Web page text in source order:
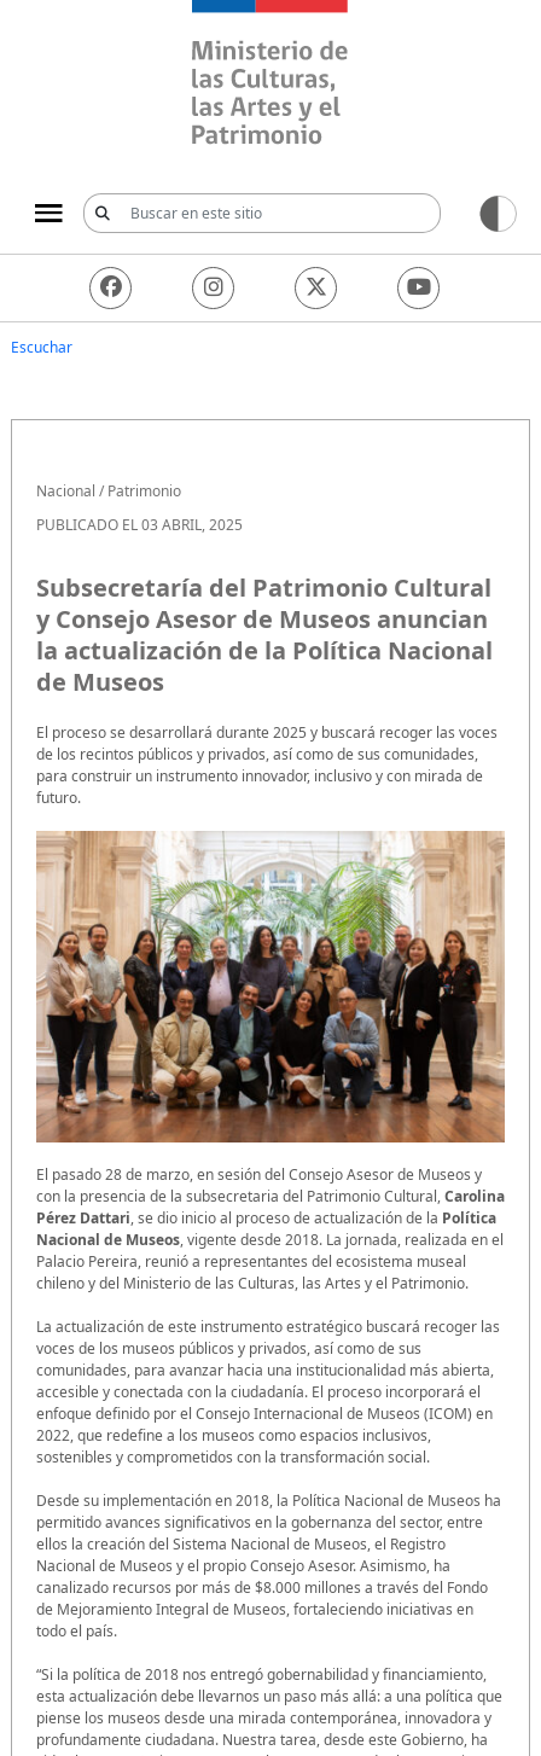
Ministerio de las
Escuchar
Nacional /Patrimonio
PUBLICADO EL 03 ABRIL, 2025
Subsecretaría del Patrimonio Cultural
y Consejo Asesor de Museos anuncian
la actualización de la Política Nacional
de Museos
El proceso se desarrollará durante 2025 y buscará recoger las voces
de los recintos públicos y privados, así como de sus comunidades,
para construir un instrumento innovador, inclusivo y con mirada de
futuro.
El pasado 28 de marzo, en sesión del Consejo Asesor de Museos y
con la presencia de la subsecretaria del Patrimonio Cultural,Carolina
Pérez Dattari, se dio inicio al proceso de actualización de la Política
Nacional de Museos, vigente desde 2018. La jornada, realizada en el
Palacio Pereira, reunió a representantes del ecosistema museal
chileno y del Ministerio de las Culturas, las Artes y el Patrimonio.
La actualización de este instrumento estratégico buscará recoger las
voces de los museos públicos y privados, así como de sus
comunidades, para avanzar hacia una institucionalidad más abierta,
accesible y conectada con la ciudadanía. El proceso incorporará el
enfoque definido por el Consejo Internacional de Museos (ICOM) en
2022, que redefine a los museos como espacios inclusivos,
sostenibles y comprometidos con la transformación social.
Desde su implementación en 2018, la Política Nacional de Museos ha
permitido avances significativos en la gobernanza del sector, entre
ellos la creación del Sistema Nacional de Museos, el Registro
Nacional de Museos y el propio Consejo Asesor. Asimismo, ha
canalizado recursos por más de $8.000 millones a través del Fondo
de Mejoramiento Integral de Museos, fortaleciendo iniciativas en
todo el país.
“Si la política de 2018 nos entregó gobernabilidad y financiamiento,
esta actualización debe llevarnos un paso más allá: a una política que
piense los museos desde una mirada contemporánea, innovadora y
profundamente ciudadana. Nuestra tarea, desde este Gobierno, ha